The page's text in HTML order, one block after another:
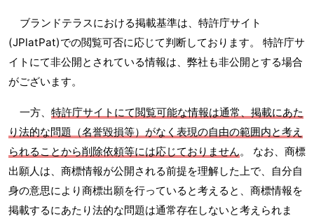
ブランドテラスにおける掲載基準は、特許庁サイト
(JPlatPat)での閲覧可否に応じて判断しております。 特許庁サ
イトにて非公開とされている情報は、弊社も非公開とする場合
がございます。
一方、 特許庁サイトにて閲覧可能な情報は通常、掲載にあた
り法的な問題（名誉毀損等）がなく表現の自由の範囲内と考え
られることから削除依頼等には応じておりません。 なお、商標
出願人は、商標情報が公開される前提を理解した上で、自分自
身の意思により商標出願を行っていると考えると、商標情報を
掲載するにあたり法的な問題は通常存在しないと考えられま